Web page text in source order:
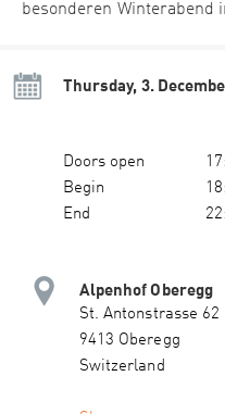
besonderen Winterabend
Thursday, 3.
Doors open
Begin
End
Alpenhof Oberegg
St. Antonstrasse 62
9413 Oberegg
Switzerland